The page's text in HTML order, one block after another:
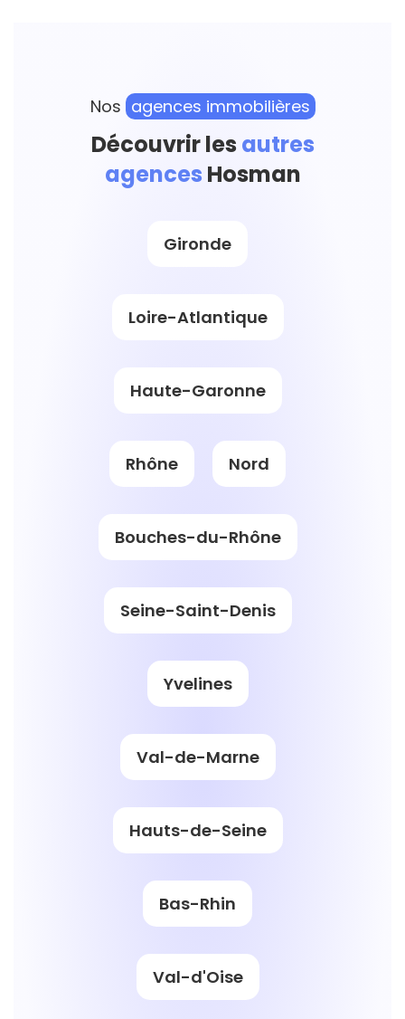
Nos agences immobilières
Découvrir les autres
agences Hosman
Gironde
Loire-Atlantique
Haute-Garonne
Rhône Nord
Bouches-du-Rhône
Seine-Saint-Denis
Yvelines
Val-de-Marne
Hauts-de-Seine
Bas-Rhin
Val-d'Oise